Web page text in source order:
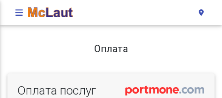
Оплата
Оплата послуг